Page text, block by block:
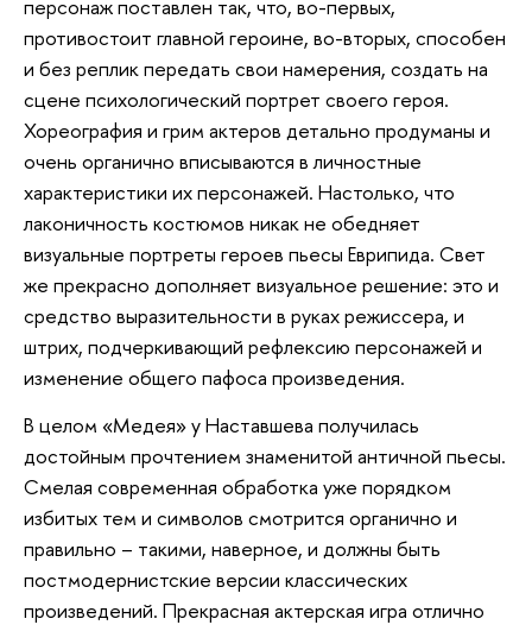
персонаж поставлен так, что, во-первых,
противостоит главной героине, во-вторых, способен
и без реплик передать свои намерения, создать на
сцене психологический портрет своего героя.
Хореография и грим актеров детально продуманы и
очень органично вписываются в личностные
характеристики их персонажей. Настолько, что
лаконичность костюмов никак не обедняет
визуальные портреты героев пьесы Еврипида. Свет
же прекрасно дополняет визуальное решение: это и
средство выразительности в руках режиссера, и
штрих, подчеркивающий рефлексию персонажей и
изменение общего пафоса произведения.
В целом «Медея» у Наставшева получилась
достойным прочтением знаменитой античной пьесы.
Смелая современная обработка уже порядком
избитых тем и символов смотрится органично и
правильно – такими, наверное, и должны быть
постмодернистские версии классических
произведений. Прекрасная актерская игра отлично